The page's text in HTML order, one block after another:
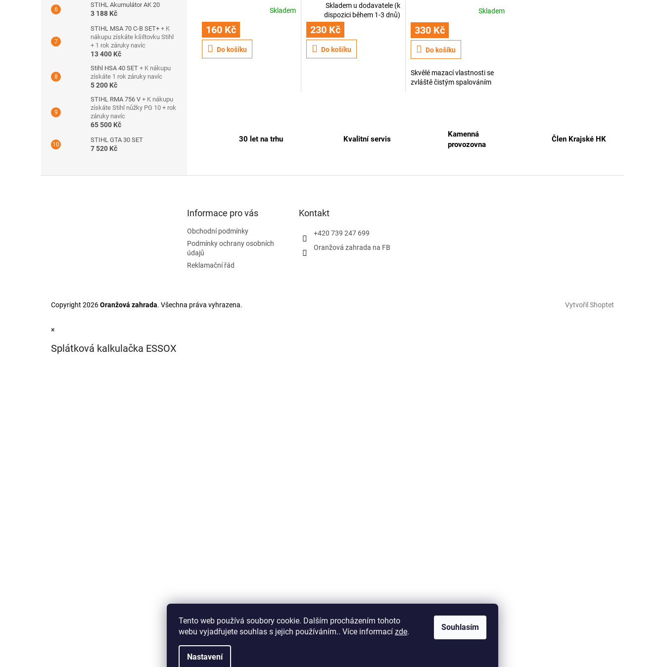
Tento web používá soubory cookie. Dalším procházením tohoto
webu vyjadřujete souhlas s jejich používáním.. Více informací zde.
Nastavení
Souhlasím
STIHL Akumulátor AK 20
3 188 Kč
STIHL MSA 70 C-B SET+ + K
nákupu získáte kšiltovku Stihl
+ 1 rok záruky navíc
13 400 Kč
Stihl HSA 40 SET + K nákupu
získáte 1 rok záruky navíc
5 200 Kč
STIHL RMA 756 V + K nákupu
získáte Stihl nůžky PG 10 + rok
záruky navíc
65 500 Kč
STIHL GTA 30 SET
7 520 Kč
30 let na trhu Kvalitní servis
Kamenná
provozovna
Člen Krajské HK
Skladem
160 Kč
Do košíku
Skladem u dodavatele (k
dispozici během 1-3 dnů)
230 Kč
Do košíku
Skladem
330 Kč
Do košíku
Skvělé mazací vlastnosti se
zvláště čistým spalováním
Informace pro vás
Obchodní podmínky
Podmínky ochrany osobních
údajů
Reklamační řád
Kontakt
+420 739 247 699
Oranžová zahrada na FB
Vytvořil Shoptet
Copyright 2026Oranžová zahrada. Všechna práva vyhrazena.
×
Splátková kalkulačka ESSOX